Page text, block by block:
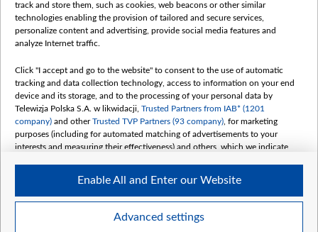
Белсат news
Белсат Shorts
Жэстачайшы мульт
Belsat English
Biełsat PL
Белсат Now
Белсат History
Белсат Music
Белсат Doc
My consents
track and store them, such as cookies, web beacons or other similar
technologies enabling the provision of tailored and secure services,
personalize content and advertising, provide social media features and
analyze Internet traffic.
Click "I accept and go to the website" to consent to the use of automatic
tracking and data collection technology, access to information on your end
device and its storage, and to the processing of your personal data by
Telewizja Polska S.A. w likwidacji, Trusted Partners from IAB* (1201
company) and otherTrusted TVP Partners (93 company) , for marketing
purposes (including for automated matching of advertisements to your
interests and measuring their effectiveness) and others, which we indicate
The purposes of processing your data by TVP S.A. w likwidacji are as
follows:
Use limited data to select advertising
Advanced settings
Enable All and Enter our Website